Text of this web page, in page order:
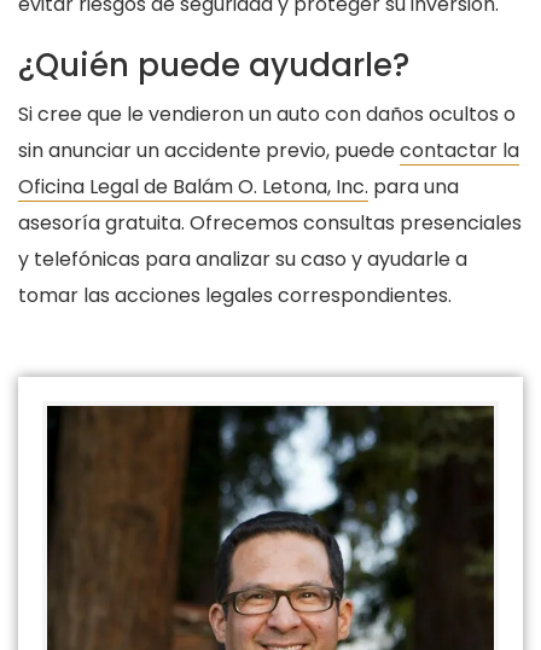
¿Quién puede ayudarle?
Si cree que le vendieron un auto con daños ocultos o
sin anunciar un accidente previo, puedecontactar la
Oficina Legal de Balám O. Letona, Inc. para una
asesoría gratuita. Ofrecemos consultas presenciales
y telefónicas para analizar su caso y ayudarle a
tomar las acciones legales correspondientes.